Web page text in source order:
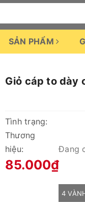
SẢN PHẨM
Giỏ cáp to dày
Tình trạng:
Thương
hiệu:
Đang
85.000₫
4